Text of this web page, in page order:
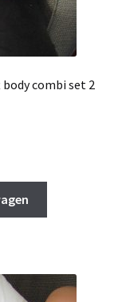
combi set 2
154,00.